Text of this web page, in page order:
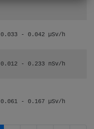
0.033 - 0.042 µSv/h
0.012 - 0.233 nSv/h
0.061 - 0.167 µSv/h